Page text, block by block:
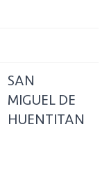
SAN
MIGUEL DE
HUENTITAN